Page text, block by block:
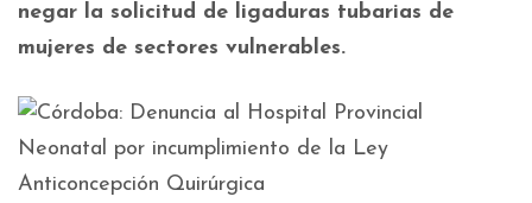
negar la solicitud de ligaduras tubarias de
mujeres de sectores vulnerables.